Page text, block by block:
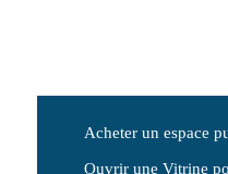
Acheter un espace
Ouvrir une Vitrine